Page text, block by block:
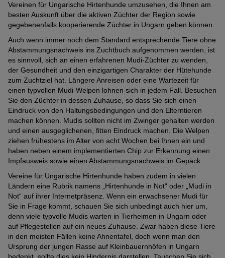
Vereinen für Ungarische Hirtenhunde umzusehen, die Ihnen am
besten Auskunft über die aktiven Züchter der Region sowie
gegebenenfalls kooperierende Züchter in Ungarn geben können.
Auch wenn immer noch dem Standard entsprechende Tiere ohne
Abstammungsnachweis ins Zuchtbuch aufgenommen werden, ist
es sinnvoll, sich an einen erfahrenen Mudi-Züchter zu wenden,
der Gesundheit und den einzigartigen Charakter der Hütehunde
zum Zuchtziel hat. Längere Anreisen oder eine Wartezeit für
einen typvollen Mudi-Welpen lohnen sich in jedem Fall. Besuchen
Sie den Züchter in dessen Zuhause, so dass Sie sich einen
Eindruck von den Haltungsbedingungen und den Elterntieren
machen können. Mudis sollten nicht im Zwinger gehalten werden
und einen ausgeglichenen, fitten Eindruck machen. Die Welpen
ziehen frühestens im Alter von acht Wochen bei Ihnen ein und
haben neben einem implementierten Chip zur Erkennung einen
Impfausweis sowie einen Abstammungsnachweis im Gepäck.
Vereine für Ungarische Hirtenhunde haben zudem in vielen
Ländern eine Rubrik namens „Hirtenhunde in Not“ oder „Mudi in
Not“ auf ihrer Internetpräsenz. Wenn ein erwachsener Mudi für
Sie in Frage kommt, schauen Sie sich unbedingt auch hier um,
denn viele typvolle Mudis warten in Tierheimen in Ungarn oder
auf Pflegestellen auf ein neues Zuhause. Zwar haben diese Tiere
in den meisten Fällen keine Ahnentafel, doch wenn man den
Ursprung der jungen Rasse auf Kleinbauernhöfen in Ungarn